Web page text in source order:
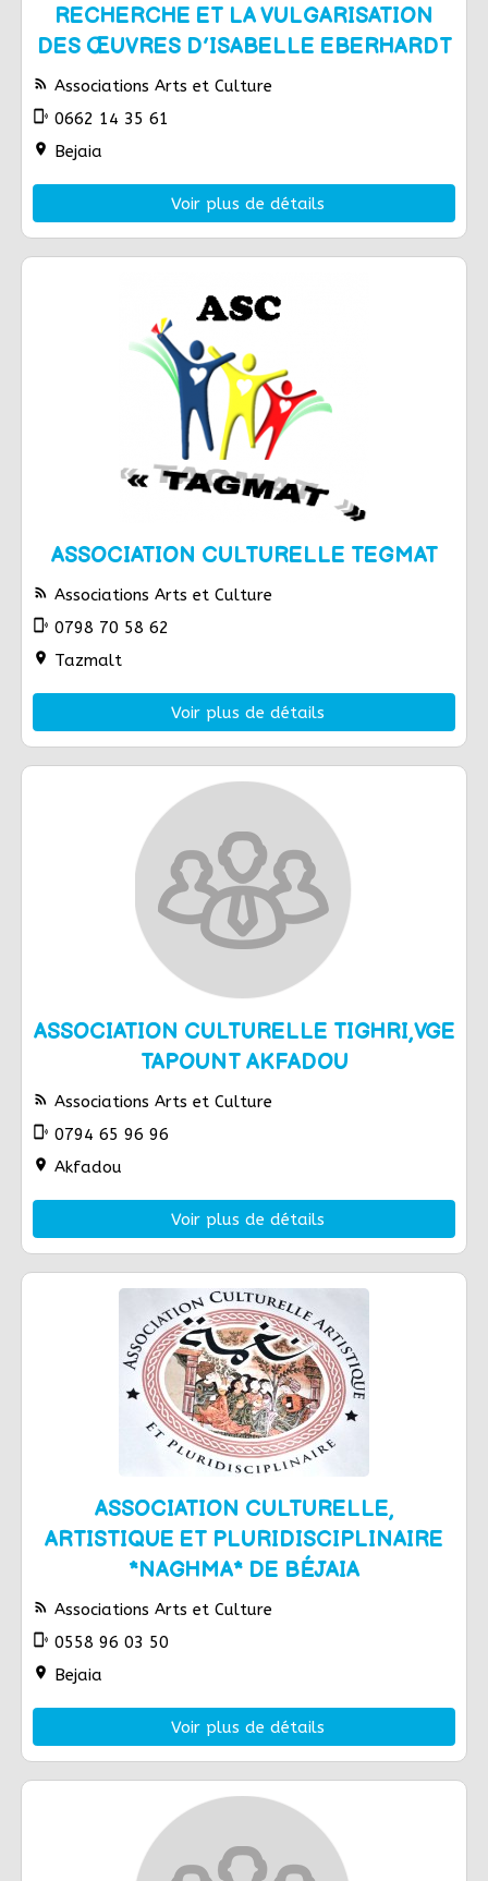
RECHERCHE ET LA VULGARISATION
DES ŒUVRES D’ISABELLE EBERHARDT
rss_feed Associations Arts et Culture
phonelink_ring 0662 14 35 61
location_on Bejaia
Voir plus de détails
ASSOCIATION CULTURELLE TEGMAT
rss_feed Associations Arts et Culture
phonelink_ring 0798 70 58 62
location_on Tazmalt
Voir plus de détails
ASSOCIATION CULTURELLE TIGHRI,VGE
TAPOUNT AKFADOU
rss_feed Associations Arts et Culture
phonelink_ring 0794 65 96 96
location_on Akfadou
Voir plus de détails
ASSOCIATION CULTURELLE,
ARTISTIQUE ET PLURIDISCIPLINAIRE
*NAGHMA* DE BÉJAIA
rss_feed Associations Arts et Culture
phonelink_ring 0558 96 03 50
location_on Bejaia
Voir plus de détails